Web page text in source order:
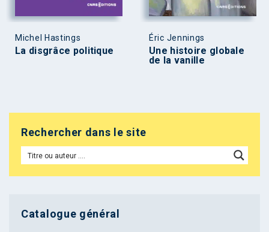
Michel Hastings
La disgrâce politique
Éric Jennings
Une histoire globale
de la vanille
Rechercher dans le site
Catalogue général